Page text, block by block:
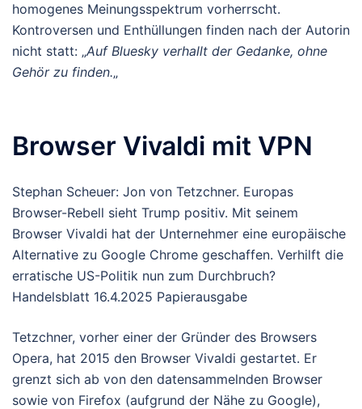
homogenes Meinungsspektrum vorherrscht.
Kontroversen und Enthüllungen finden nach der Autorin
nicht statt: „Auf Bluesky verhallt der Gedanke, ohne
Gehör zu finden.„
Browser Vivaldi mit VPN
Stephan Scheuer: Jon von Tetzchner. Europas
Browser-Rebell sieht Trump positiv. Mit seinem
Browser Vivaldi hat der Unternehmer eine europäische
Alternative zu Google Chrome geschaffen. Verhilft die
erratische US-Politik nun zum Durchbruch?
Handelsblatt 16.4.2025 Papierausgabe
Tetzchner, vorher einer der Gründer des Browsers
Opera, hat 2015 den Browser Vivaldi gestartet. Er
grenzt sich ab von den datensammelnden Browser
sowie von Firefox (aufgrund der Nähe zu Google),